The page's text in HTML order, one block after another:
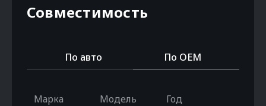
Совместимость
По авто По OEM
Марка Модель Год